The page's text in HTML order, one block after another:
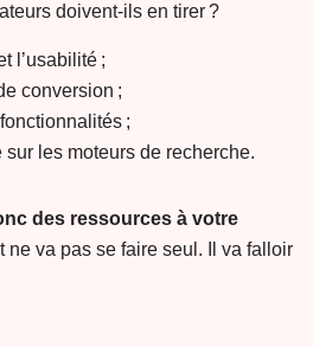
doivent-ils en tirer ?
l’usabilité ;
conversion ;
;
les moteurs de recherche.
des ressources à votre
ne va pas se faire seul. Il va falloir